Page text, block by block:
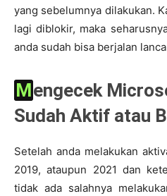
yang sebelumnya dilakukan.
lagi diblokir, maka
anda sudah bisa berjalan
Mengecek Microsoft Project
Sudah Aktif atau
Setelah anda melakukan
2019, ataupun 2021 dan
tidak ada salahnya